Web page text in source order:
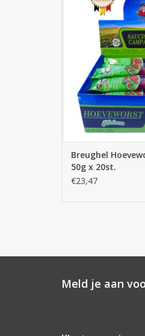
TOEVOEGEN
Breughel
50g x 20st.
€23,47
Meld je aan